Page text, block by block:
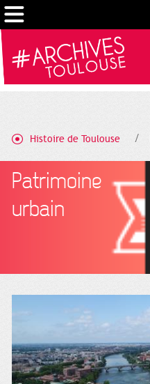
Histoire de Toulouse
Patrimoine
urbain
Cookies management panel